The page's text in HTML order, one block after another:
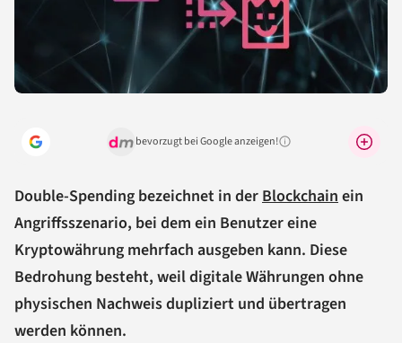
bevorzugt bei Google anzeigen!Warum lohnt sich das?
Double-Spending bezeichnet in der Blockchain ein
Angriffsszenario, bei dem ein Benutzer eine
Kryptowährung mehrfach ausgeben kann. Diese
Bedrohung besteht, weil digitale Währungen ohne
physischen Nachweis dupliziert und übertragen
werden können.